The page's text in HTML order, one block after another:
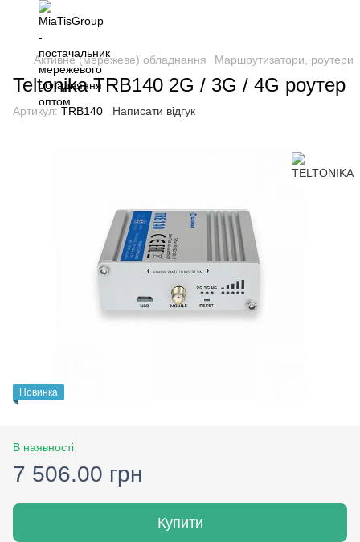
Активне (мережеве) обладнання Маршрутизатори, роутери
Teltonika TRB140 2G / 3G / 4G роутер
Артикул: TRB140 Написати відгук
Новинка
В наявності
7 506.00 грн
Купити